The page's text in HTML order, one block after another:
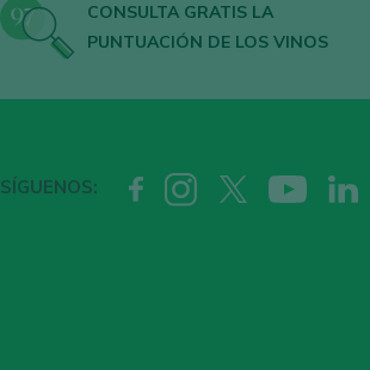
CONSULTA GRATIS LA
PUNTUACIÓN DE LOS VINOS
SÍGUENOS: